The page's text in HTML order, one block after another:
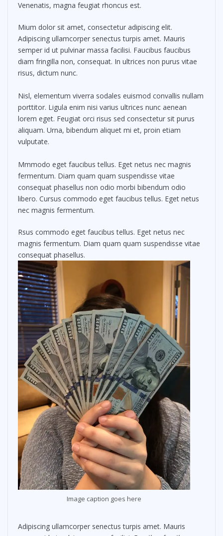
Venenatis, magna feugiat rhoncus est.
Mium dolor sit amet, consectetur adipiscing elit.
Adipiscing ullamcorper senectus turpis amet. Mauris
semper id ut pulvinar massa facilisi. Faucibus faucibus
diam fringilla non, consequat. In ultrices non purus vitae
risus, dictum nunc.
Nisl, elementum viverra sodales euismod convallis nullam
porttitor. Ligula enim nisi varius ultrices nunc aenean
lorem eget. Feugiat orci risus sed consectetur sit purus
aliquam. Urna, bibendum aliquet mi et, proin etiam
vulputate.
Mmmodo eget faucibus tellus. Eget netus nec magnis
fermentum. Diam quam quam suspendisse vitae
consequat phasellus non odio morbi bibendum odio
libero. Cursus commodo eget faucibus tellus. Eget netus
nec magnis fermentum.
Rsus commodo eget faucibus tellus. Eget netus nec
magnis fermentum. Diam quam quam suspendisse vitae
consequat phasellus.
Image caption goes here
Adipiscing ullamcorper senectus turpis amet. Mauris